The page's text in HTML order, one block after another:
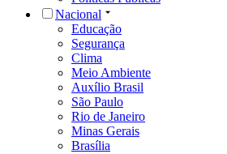
Nacional
Educação
Segurança
Clima
Meio Ambiente
Auxílio Brasil
São Paulo
Rio de Janeiro
Minas Gerais
Brasília